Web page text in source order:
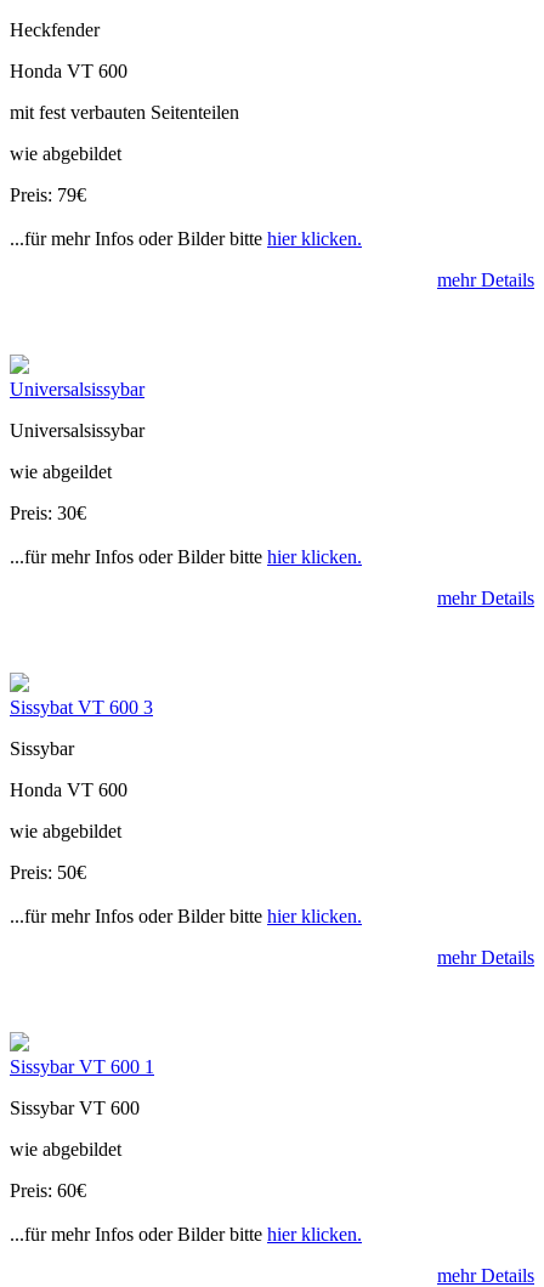
Heckfender
Honda VT 600
mit fest verbauten Seitenteilen
wie abgebildet
Preis: 79€
...für mehr Infos oder Bilder bitte hier klicken.
mehr Details
Universalsissybar
Universalsissybar
wie abgeildet
Preis: 30€
...für mehr Infos oder Bilder bitte hier klicken.
mehr Details
Sissybat VT 600 3
Sissybar
Honda VT 600
wie abgebildet
Preis: 50€
...für mehr Infos oder Bilder bitte hier klicken.
mehr Details
Sissybar VT 600 1
Sissybar VT 600
wie abgebildet
Preis: 60€
...für mehr Infos oder Bilder bitte hier klicken.
mehr Details